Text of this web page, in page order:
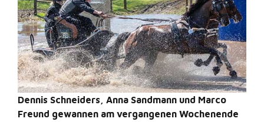
Dennis Schneiders, Anna Sandmann und Marco
Freund gewannen am vergangenen Wochenende